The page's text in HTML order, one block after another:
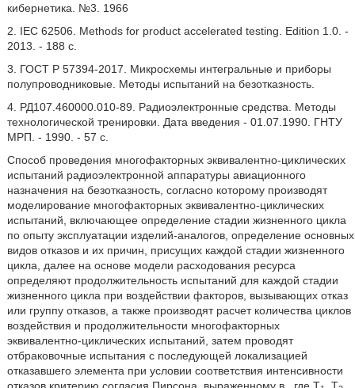
кибернетика. №3. 1966
2. IEC 62506. Methods for product accelerated testing. Edition 1.0. -
2013. - 188 c.
3. ГОСТ P 57394-2017. Микросхемы интегральные и приборы
полупроводниковые. Методы испытаний на безотказность.
4. РД107.460000.010-89. Радиоэлектронные средства. Методы
технологической тренировки. Дата введения - 01.07.1990. ГНТУ
МРП. - 1990. - 57 с.
Способ проведения многофакторных эквивалентно-циклических
испытаний радиоэлектронной аппаратуры авиационного
назначения на безотказность, согласно которому производят
моделирование многофакторных эквивалентно-циклических
испытаний, включающее определение стадии жизненного цикла
по опыту эксплуатации изделий-аналогов, определение основных
видов отказов и их причин, присущих каждой стадии жизненного
цикла, далее на основе модели расходования ресурса
определяют продолжительность испытаний для каждой стадии
жизненного цикла при воздействии факторов, вызывающих отказ
или группу отказов, а также производят расчет количества циклов
воздействия и продолжительности многофакторных
эквивалентно-циклических испытаний, затем проводят
отбраковочные испытания с последующей локализацией
отказавшего элемента при условии соответствия интенсивности